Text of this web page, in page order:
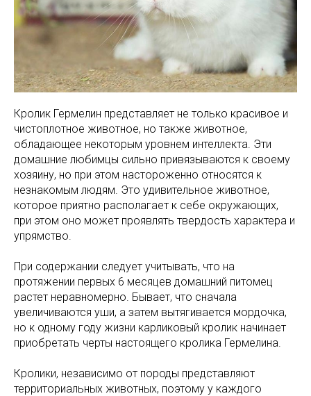
Кролик Гермелин представляет не только красивое и
чистоплотное животное, но также животное,
обладающее некоторым уровнем интеллекта. Эти
домашние любимцы сильно привязываются к своему
хозяину, но при этом настороженно относятся к
незнакомым людям. Это удивительное животное,
которое приятно располагает к себе окружающих,
при этом оно может проявлять твердость характера и
упрямство.
При содержании следует учитывать, что на
протяжении первых 6 месяцев домашний питомец
растет неравномерно. Бывает, что сначала
увеличиваются уши, а затем вытягивается мордочка,
но к одному году жизни карликовый кролик начинает
приобретать черты настоящего кролика Гермелина.
Кролики, независимо от породы представляют
территориальных животных, поэтому у каждого